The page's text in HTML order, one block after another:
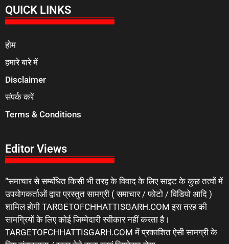
QUICK LINKS
होम
हमारे बारे में
Disclaimer
संपर्क करें
Terms & Conditions
Editor Views
“समाचार से सम्बंधित किसी भी तरह के विवाद के लिए साइट के कुछ तत्वों में
उपयोगकर्ताओं द्वारा प्रस्तुत सामग्री ( समाचार / फोटो / विडियो आदि )
शामिल होगी TARGETOFCHHATTISGARH.COM इस तरह की
सामग्रियों के लिए कोई जिम्मेदारी स्वीकार नहीं करता है।
TARGETOFCHHATTISGARH.COM में प्रकाशित ऐसी सामग्री के